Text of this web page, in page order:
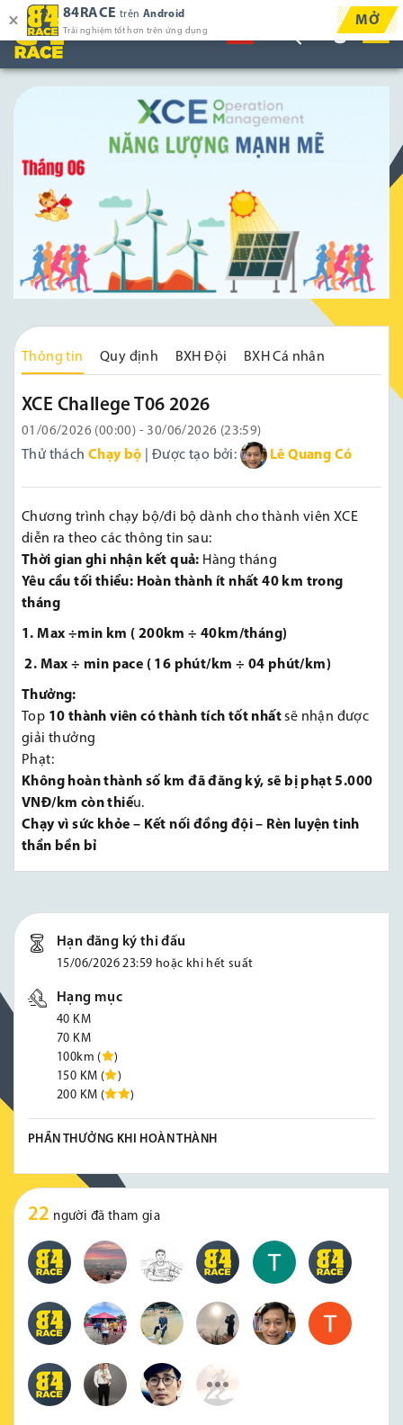
Thông tin Quy định BXH Đội BXH Cá nhân
XCE Challege T06 2026
01/06/2026 (00:00) - 30/06/2026 (23:59)
Thử thách Chạy bộ | Được tạo bởi: Lê Quang Có
Chương trình chạy bộ/đi bộ dành cho thành viên XCE
diễn ra theo các thông tin sau:
Thời gian ghi nhận kết quả: Hàng tháng
Yêu cầu tối thiểu: Hoàn thành ít nhất 40 km trong
tháng
1. Max ÷min km ( 200km ÷ 40km/tháng)
2. Max ÷ min pace ( 16 phút/km ÷ 04 phút/km)
Thưởng:
Top 10 thành viên có thành tích tốt nhấtsẽ nhận được
giải thưởng
Phạt:
Không hoàn thành số km đã đăng ký, sẽ bị phạt 5.000
VNĐ/km còn thiếu.
Chạy vì sức khỏe – Kết nối đồng đội – Rèn luyện tinh
thần bền bỉ
Hạn đăng ký thi đấu
15/06/2026 23:59 hoặc khi hết suất
Hạng mục
40 KM
70 KM
100km (
)
150 KM (
)
200 KM (
)
PHẦN THƯỞNG KHI HOÀN THÀNH
22 người đã tham gia
84RACE trên Android
Trải nghiệm tốt hơn trên ứng dụng
MỞ